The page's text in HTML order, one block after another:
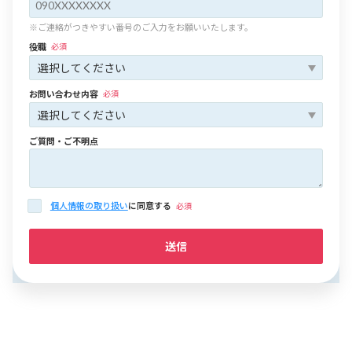
※ご連絡がつきやすい番号のご入力をお願いいたします。
役職 必須
お問い合わせ内容 必須
ご質問・ご不明点
個人情報の取り扱いに同意する 必須